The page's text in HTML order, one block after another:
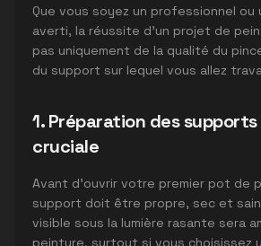
Que vous soyez un professionnel ou
averti, la réussite d'un projet de
pas uniquement de la qualité du
du support sur lequel vous allez
1. Préparation des
cruciale
Avant d'ouvrir votre premier pot de
support doit être propre, sec et
visible sous la lumière rasante sera
peinture, surtout si vous choisissez